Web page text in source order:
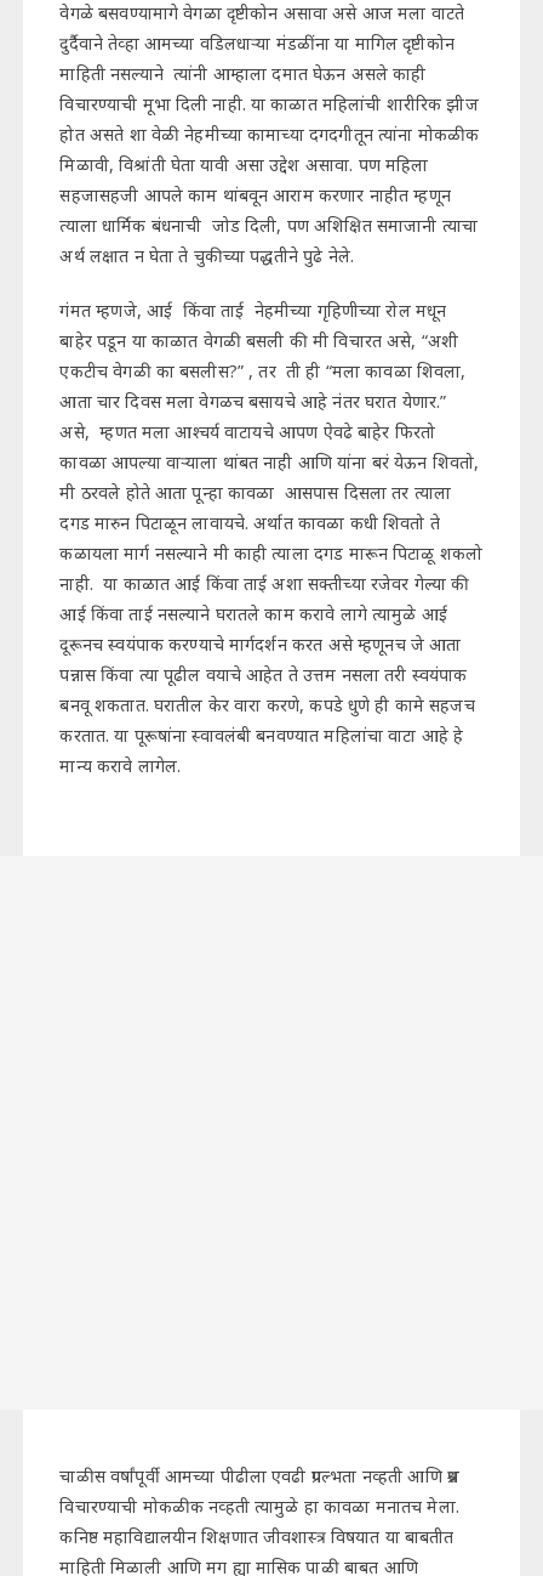
वेगळे बसवण्यामागे वेगळा दृष्टीकोन असावा असे आज मला वाटते
दुर्दैवाने तेव्हा आमच्या वडिलधाऱ्या मंडळींना या मागिल दृष्टीकोन
माहिती नसल्याने त्यांनी आम्हाला दमात घेऊन असले काही
विचारण्याची मूभा दिली नाही. या काळात महिलांची शारीरिक झीज
होत असते शा वेळी नेहमीच्या कामाच्या दगदगीतून त्यांना मोकळीक
मिळावी, विश्रांती घेता यावी असा उद्देश असावा. पण महिला
सहजासहजी आपले काम थांबवून आराम करणार नाहीत म्हणून
त्याला धार्मिक बंधनाची जोड दिली, पण अशिक्षित समाजानी त्याचा
अर्थ लक्षात न घेता ते चुकीच्या पद्धतीने पुढे नेले.
गंमत म्हणजे, आई किंवा ताई नेहमीच्या गृहिणीच्या रोल मधून
बाहेर पडून या काळात वेगळी बसली की मी विचारत असे, “अशी
एकटीच वेगळी का बसलीस?” , तर ती ही “मला कावळा शिवला,
आता चार दिवस मला वेगळच बसायचे आहे नंतर घरात येणार.”
असे, म्हणत मला आश्चर्य वाटायचे आपण ऐवढे बाहेर फिरतो
कावळा आपल्या वाऱ्याला थांबत नाही आणि यांना बरं येऊन शिवतो,
मी ठरवले होते आता पून्हा कावळा आसपास दिसला तर त्याला
दगड मारुन पिटाळून लावायचे. अर्थात कावळा कधी शिवतो ते
कळायला मार्ग नसल्याने मी काही त्याला दगड मारून पिटाळू शकलो
नाही. या काळात आई किंवा ताई अशा सक्तीच्या रजेवर गेल्या की
आई किंवा ताई नसल्याने घरातले काम करावे लागे त्यामुळे आई
दूरूनच स्वयंपाक करण्याचे मार्गदर्शन करत असे म्हणूनच जे आता
पन्नास किंवा त्या पूढील वयाचे आहेत ते उत्तम नसला तरी स्वयंपाक
बनवू शकतात. घरातील केर वारा करणे, कपडे धुणे ही कामे सहजच
करतात. या पूरूषांना स्वावलंबी बनवण्यात महिलांचा वाटा आहे हे
मान्य करावे लागेल.
चाळीस वर्षांपूर्वी आमच्या पीढीला एवढी प्रगल्भता नव्हती आणि प्रश्न
विचारण्याची मोकळीक नव्हती त्यामुळे हा कावळा मनातच मेला.
कनिष्ठ महाविद्यालयीन शिक्षणात जीवशास्त्र विषयात या बाबतीत
माहिती मिळाली आणि मग ह्या मासिक पाळी बाबत आणि